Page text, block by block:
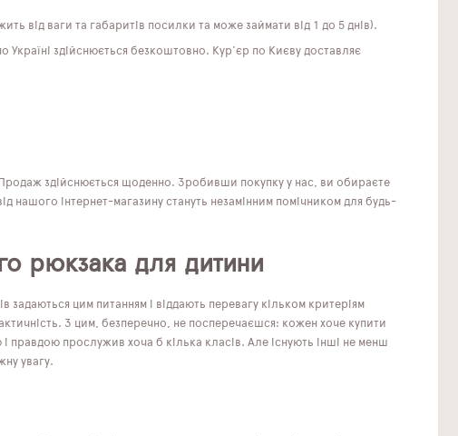
від ваги та габаритів посилки та може займати від 1 до 5 днів).
здійснюється безкоштовно. Кур'єр по Києву доставляє
здійснюється щоденно. Зробивши покупку у нас, ви обираєте
нашого інтернет-магазину стануть незамінним помічником для будь-
рюкзака для дитини
цим питанням і віддають перевагу кільком критеріям
З цим, безперечно, не посперечаєшся: кожен хоче купити
прослужив хоча б кілька класів. Але існують інші не менш
увагу.